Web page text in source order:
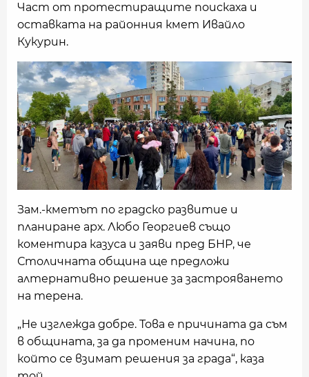
Част от протестиращите поискаха и
оставката на районния кмет Ивайло
Кукурин.
Зам.-кметът по градско развитие и
планиране арх. Любо Георгиев също
коментира казуса и заяви пред БНР, че
Столичната община ще предложи
алтернативно решение за застрояването
на терена.
„Не изглежда добре. Това е причината да съм
в общината, за да променим начина, по
който се взимат решения за града“, каза